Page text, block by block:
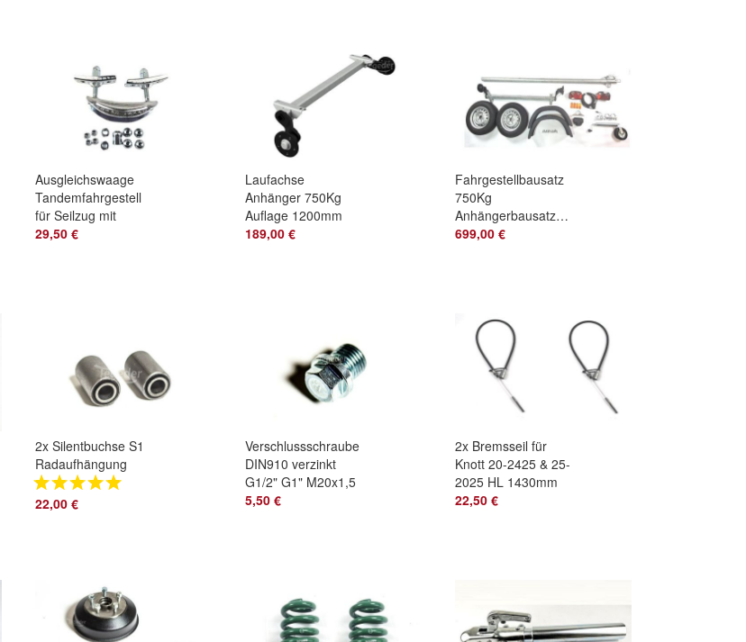
Ausgleichswaage
Tandemfahrgestell
für Seilzug mit
Kugelendstück
29,50 €
Laufachse
Anhänger 750Kg
Auflage 1200mm
ungebremst
189,00 €
Fahrgestellbausatz
750Kg
AnhängerbausatzZugrohr
2600mm
699,00 €
2x Silentbuchse S1
Radaufhängung
DDR Anhänger HP
350 HP 400 HP 401
22,00 €
Verschlussschraube
DIN910 verzinkt
G1/2" G1" M20x1,5
M30x1,5
5,50 €
2x Bremsseil für
Knott 20-2425 & 25-
2025 HL 1430mm
Glocke 22mm
22,50 €